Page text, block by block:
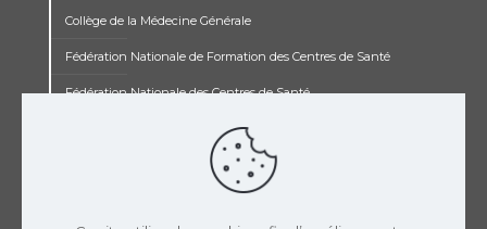
Collège de la Médecine Générale
Fédération Nationale de Formation des Centres de Santé
Fédération Nationale des Centres de Santé
Institut de Recherche Jean François Rey